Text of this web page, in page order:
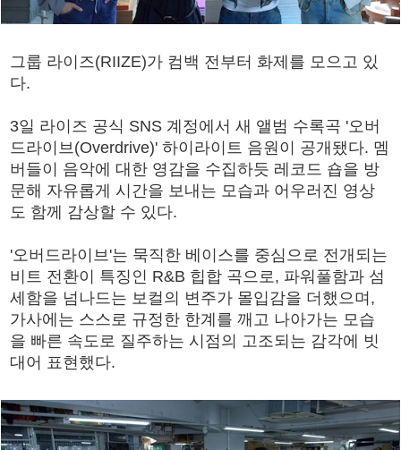
그룹 라이즈(RIIZE)가 컴백 전부터 화제를 모으고 있
다.
3일 라이즈 공식 SNS 계정에서 새 앨범 수록곡 '오버
드라이브(Overdrive)' 하이라이트 음원이 공개됐다. 멤
버들이 음악에 대한 영감을 수집하듯 레코드 숍을 방
문해 자유롭게 시간을 보내는 모습과 어우러진 영상
도 함께 감상할 수 있다.
'오버드라이브'는 묵직한 베이스를 중심으로 전개되는
비트 전환이 특징인 R&B 힙합 곡으로, 파워풀함과 섬
세함을 넘나드는 보컬의 변주가 몰입감을 더했으며,
가사에는 스스로 규정한 한계를 깨고 나아가는 모습
을 빠른 속도로 질주하는 시점의 고조되는 감각에 빗
대어 표현했다.